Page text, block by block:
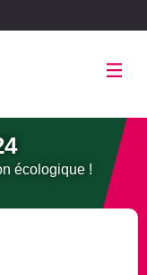
écologique !